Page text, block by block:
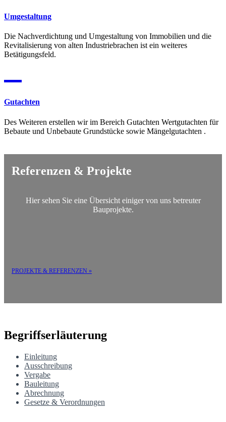
Umgestaltung
Die Nachverdichtung und Umgestaltung von Immobilien und die
Revitalisierung von alten Industriebrachen ist ein weiteres
Betätigungsfeld.

Gutachten
Des Weiteren erstellen wir im Bereich Gutachten Wertgutachten für
Bebaute und Unbebaute Grundstücke sowie Mängelgutachten .
Referenzen & Projekte
Hier sehen Sie eine Übersicht einiger von uns betreuter
Bauprojekte.
PROJEKTE & REFERENZEN »
Begriffserläuterung
Einleitung
Ausschreibung
Vergabe
Bauleitung
Abrechnung
Gesetze & Verordnungen